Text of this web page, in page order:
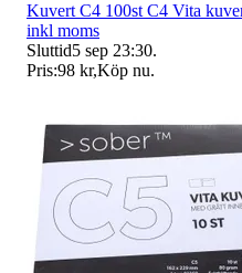
Kuvert C4 100st C4 Vita
inkl moms
Sluttid5 sep 23:30.
Pris:98 kr,Köp nu.